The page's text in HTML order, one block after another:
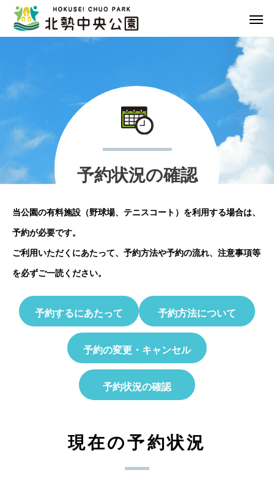
予約状況の確認
当公園の有料施設（野球場、テニスコート）を利用する場合は、
予約が必要です。
ご利用いただくにあたって、予約方法や予約の流れ、注意事項等
を必ずご一読ください。
予約するにあたって 予約方法について
予約の変更・キャンセル
予約状況の確認
現在の予約状況